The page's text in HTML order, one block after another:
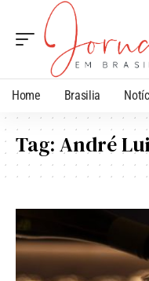
Home Brasilia
Tag:André